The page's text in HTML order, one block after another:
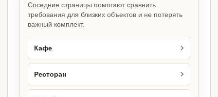
Соседние страницы помогают сравнить
требования для близких объектов и не потерять
важный комплект.
Кафе
Ресторан